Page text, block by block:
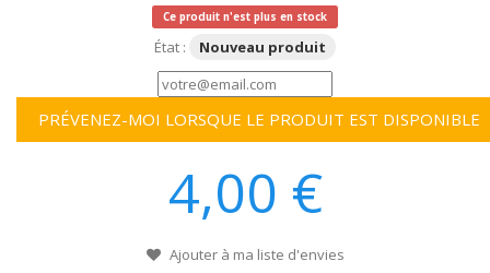
Ce produit n'est plus en stock
État : Nouveau produit
PRÉVENEZ-MOI LORSQUE LE PRODUIT EST DISPONIBLE
4,00 €
Ajouter à ma liste d'envies